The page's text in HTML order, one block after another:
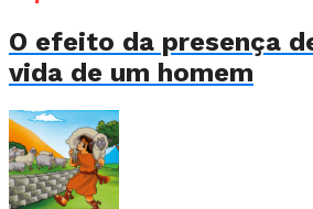
O efeito da presença
vida de um homem